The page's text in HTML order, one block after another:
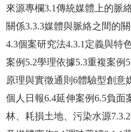
來源專欄3.1傳統媒體上的脈
關係3.3.3媒體與脈絡之間的
4.3個案研究法4.3.1定義與特
案例5.2學理依據5.3重複案例
原理與實徵通則6體驗型創意
個人日報6.4延伸案例6.5負面
林、耗損土地、污染水源